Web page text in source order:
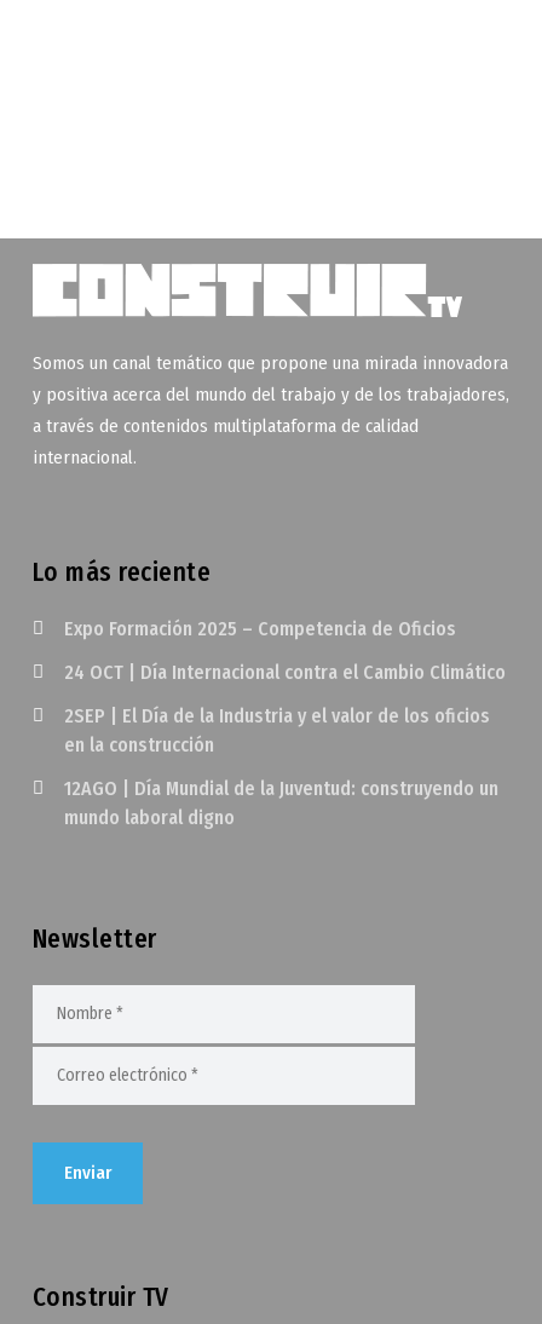
Somos un canal temático que propone una mirada innovadora
y positiva acerca del mundo del trabajo y de los trabajadores,
a través de contenidos multiplataforma de calidad
internacional.
Lo más reciente
Expo Formación 2025 – Competencia de Oficios
24 OCT | Día Internacional contra el Cambio Climático
2SEP | El Día de la Industria y el valor de los oficios
en la construcción
12AGO | Día Mundial de la Juventud: construyendo un
mundo laboral digno
Newsletter
Construir TV